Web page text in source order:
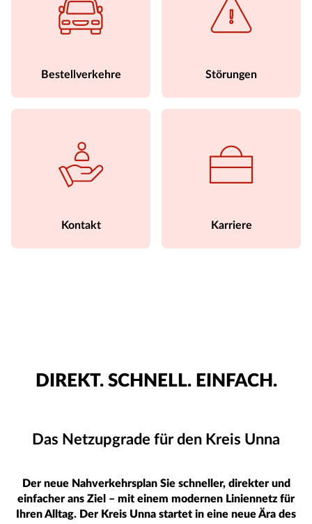
Bestellverkehre Störungen
Kontakt Karriere
DIREKT. SCHNELL. EINFACH.
Das Netzupgrade für den Kreis Unna
Der neue Nahverkehrsplan Sie schneller, direkter und
einfacher ans Ziel – mit einem modernen Liniennetz für
Ihren Alltag. Der Kreis Unna startet in eine neue Ära des